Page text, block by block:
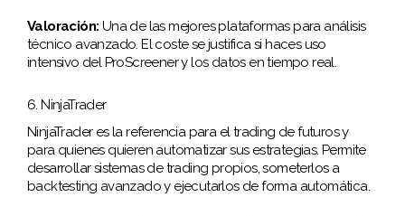
Valoración: Una de las mejores plataformas para análisis
técnico avanzado. El coste se justifica si haces uso
intensivo del ProScreener y los datos en tiempo real.
6. NinjaTrader
NinjaTrader es la referencia para el trading de futuros y
para quienes quieren automatizar sus estrategias. Permite
desarrollar sistemas de trading propios, someterlos a
backtesting avanzado y ejecutarlos de forma automática.